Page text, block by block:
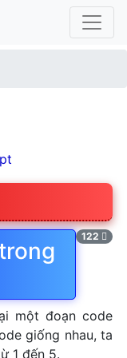
122
một đoạn code
giống nhau, ta
1 đến 5.